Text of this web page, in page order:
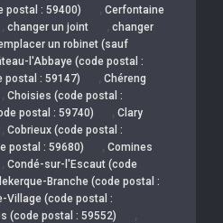
postal : 59400) , Cerfontaine
, changer un joint , changer
un robinet (sauf
l'Abbaye (code postal :
postal : 59147) , Chéreng
, Choisies (code postal :
postal : 59740) , Clary
, Cobrieux (code postal :
postal : 59680) , Comines
, Condé-sur-l'Escaut (code
Branche (code postal :
Village (code postal :
(code postal : 59552) ,